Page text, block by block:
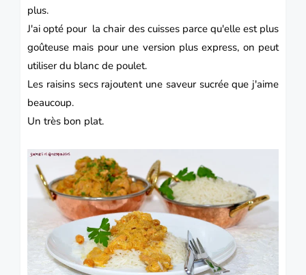
plus.
J'ai opté pour la chair des cuisses parce qu'elle est plus
goûteuse mais pour une version plus express, on peut
utiliser du blanc de poulet.
Les raisins secs rajoutent une saveur sucrée que j'aime
beaucoup.
Un très bon plat.